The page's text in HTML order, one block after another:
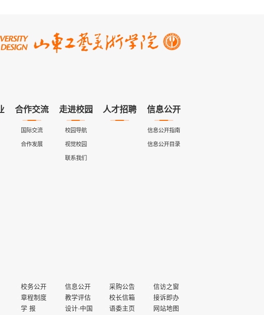
合作交流
国际交流
合作发展
走进校园
校园导航
视觉校园
联系我们
人才招聘 信息公开
信息公开指南
信息公开目录
校务公开 信息公开 采购公告
信访之窗
章程制度
教学评估 校长信箱
接诉即办
学 报
设计·中国 语委主页 网站地图